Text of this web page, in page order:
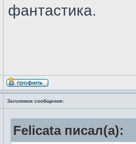
фантастика.
Заголовок сообщения:
Felicata писал(а):